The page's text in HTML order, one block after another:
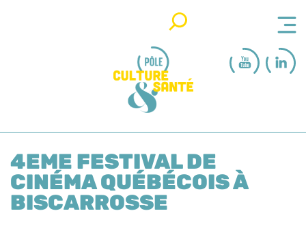
4EME FESTIVAL DE
CINÉMA QUÉBÉCOIS À
BISCARROSSE